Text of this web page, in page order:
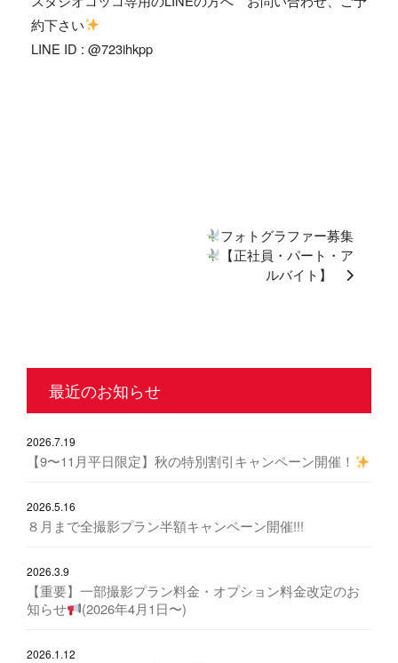
約下さい
LINE ID : @723ihkpp
フォトグラファー募集
【正社員・パート・ア
ルバイト】
最近のお知らせ
2026.7.19
【9〜11月平日限定】秋の特別割引キャンペーン開催！
2026.5.16
８月まで全撮影プラン半額キャンペーン開催!!!
2026.3.9
【重要】一部撮影プラン料金・オプション料金改定のお
知らせ
(2026年4月1日〜)
2026.1.12